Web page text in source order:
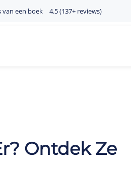
van een boek 4.5 (137+ reviews)
Ontdek Ze